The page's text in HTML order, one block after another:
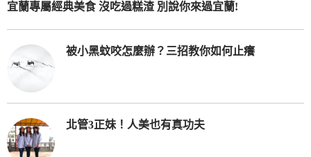
宜蘭專屬經典美食 沒吃過糕渣 別說你來過宜蘭!
被小黑蚊咬怎麼辦？三招教你如何止癢
北管3正妹！人美也有真功夫